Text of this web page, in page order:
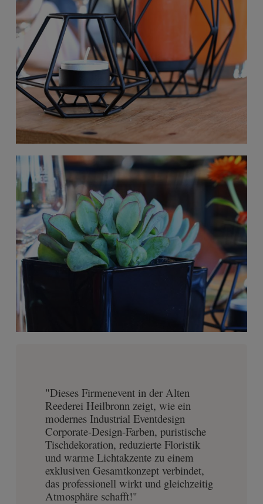
"Dieses Firmenevent in der Alten
Reederei Heilbronn zeigt, wie ein
modernes Industrial Eventdesign
Corporate-Design-Farben, puristische
Tischdekoration, reduzierte Floristik
und warme Lichtakzente zu einem
exklusiven Gesamtkonzept verbindet,
das professionell wirkt und gleichzeitig
Atmosphäre schafft!"